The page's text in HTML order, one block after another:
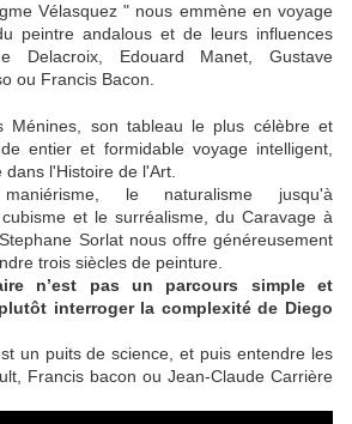
Vélasquez " nous emmène en voyage
peintre andalous et de leurs influences
Delacroix, Edouard Manet, Gustave
ou Francis Bacon.
Ménines, son tableau le plus célèbre et
entier et formidable voyage intelligent,
l'Histoire de l'Art.
le naturalisme jusqu'à
et le surréalisme, du Caravage à
Sorlat nous offre généreusement
trois siècles de peinture.
n’est pas un parcours simple et
interroger la complexité de Diego
un puits de science, et puis entendre les
Francis bacon ou Jean-Claude Carrière